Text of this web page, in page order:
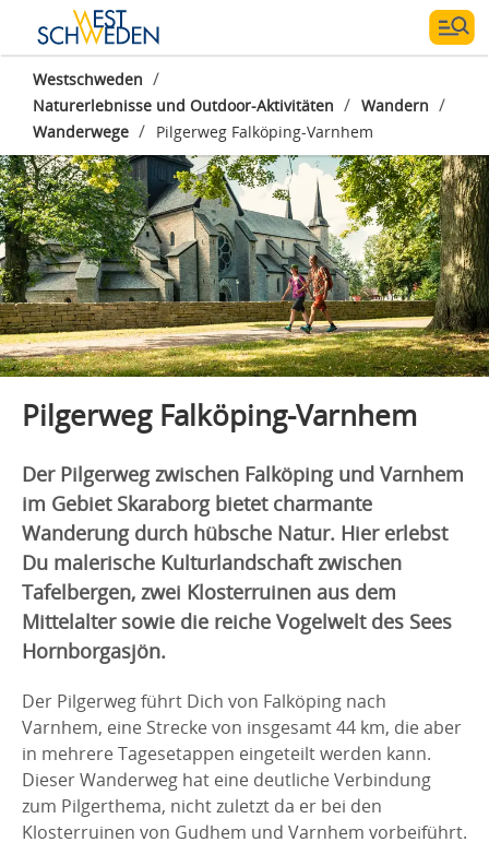
Westschweden /
Naturerlebnisse und Outdoor-Aktivitäten / Wandern /
Wanderwege / Pilgerweg Falköping-Varnhem
Fotograf: Lukasz Warzecha, LWimages Studio
Pilgerweg Falköping-Varnhem
Der Pilgerweg zwischen Falköping und Varnhem
im Gebiet Skaraborg bietet charmante
Wanderung durch hübsche Natur. Hier erlebst
Du malerische Kulturlandschaft zwischen
Tafelbergen, zwei Klosterruinen aus dem
Mittelalter sowie die reiche Vogelwelt des Sees
Hornborgasjön.
Der Pilgerweg führt Dich von Falköping nach
Varnhem, eine Strecke von insgesamt 44 km, die aber
in mehrere Tagesetappen eingeteilt werden kann.
Dieser Wanderweg hat eine deutliche Verbindung
zum Pilgerthema, nicht zuletzt da er bei den
Klosterruinen von Gudhem und Varnhem vorbeiführt.